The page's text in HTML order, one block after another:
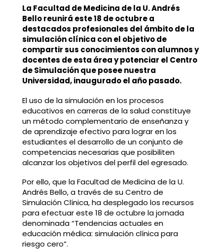
La Facultad de Medicina de la U. Andrés
Bello reunirá este 18 de octubre a
destacados profesionales del ámbito de la
simulación clínica con el objetivo de
compartir sus conocimientos con alumnos y
docentes de esta área y potenciar el Centro
de Simulación que posee nuestra
Universidad, inaugurado el año pasado.
El uso de la simulación en los procesos
educativos en carreras de la salud constituye
un método complementario de enseñanza y
de aprendizaje efectivo para lograr en los
estudiantes el desarrollo de un conjunto de
competencias necesarias que posibiliten
alcanzar los objetivos del perfil del egresado.
Por ello, que la Facultad de Medicina de la U.
Andrés Bello, a través de su Centro de
Simulación Clínica, ha desplegado los recursos
para efectuar este 18 de octubre la jornada
denominada “Tendencias actuales en
educación médica: simulación clínica para
riesgo cero”.